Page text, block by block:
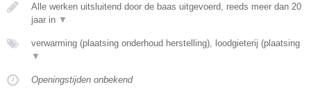
Alle werken uitsluitend door de baas uitgevoerd, reeds meer dan 20
jaar in ▼
verwarming (plaatsing onderhoud herstelling), loodgieterij (plaatsing
▼
Openingstijden onbekend